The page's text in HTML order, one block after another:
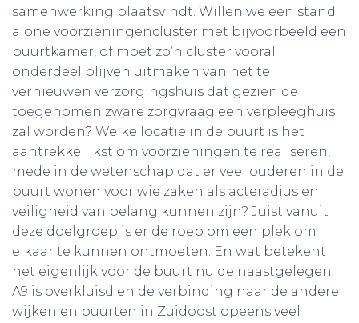
samenwerking plaatsvindt. Willen we een stand
alone voorzieningencluster met bijvoorbeeld een
buurtkamer, of moet zo’n cluster vooral
onderdeel blijven uitmaken van het te
vernieuwen verzorgingshuis dat gezien de
toegenomen zware zorgvraag een verpleeghuis
zal worden? Welke locatie in de buurt is het
aantrekkelijkst om voorzieningen te realiseren,
mede in de wetenschap dat er veel ouderen in de
buurt wonen voor wie zaken als acteradius en
veiligheid van belang kunnen zijn? Juist vanuit
deze doelgroep is er de roep om een plek om
elkaar te kunnen ontmoeten. En wat betekent
het eigenlijk voor de buurt nu de naastgelegen
A9 is overkluisd en de verbinding naar de andere
wijken en buurten in Zuidoost opeens veel